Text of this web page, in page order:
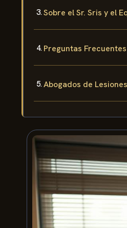
Sobre el Sr. Sris y el
Preguntas
Abogados de